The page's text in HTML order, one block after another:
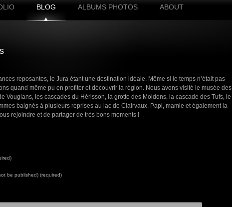
BLOG ALBUMS PHOTOS ABOUT
reposantes, le Jura étant une destination idéale. Même si le temps n’était pas
quand même pu en profiter et découvrir la région. Nous avons visité le musée des
Vouglans, les cascades du Hérisson, la grotte des Moidons, la cascade des Tufs, le
baignés à plusieurs reprises au lac de Clairvaux. Papi, mamie et également la
rejoindre et de partager de très bons moments !
be published) (required)